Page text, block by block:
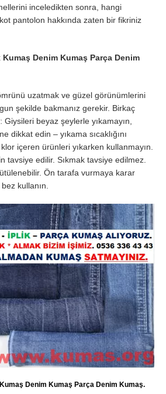
inceledikten sonra, hangi
pantolon hakkında zaten bir fikriniz
Denim Kumaş Parça Denim
uzatmak ve güzel görünümlerini
şekilde bakmanız gerekir. Birkaç
beyaz şeylerle yıkamayın,
dikkat edin – yıkama sıcaklığını
klor içeren ürünleri yıkarken kullanmayın.
tavsiye edilir. Sıkmak tavsiye edilmez.
Ön tarafa vurmaya karar
kullanın.
Denim Kumaş Parça Denim Kumaş.